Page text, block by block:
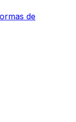
de